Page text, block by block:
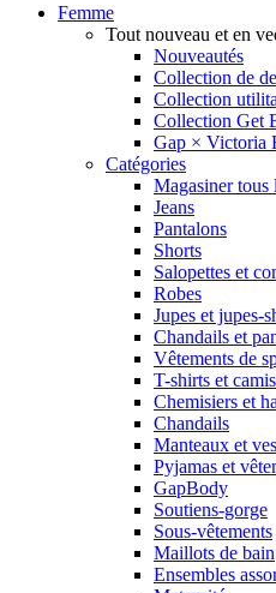
Femme
Tout nouveau et en
Nouveautés
Collection de
Collection
Collection Get
Gap × Victoria
Catégories
Magasiner tous
Jeans
Pantalons
Shorts
Salopettes et
Robes
Jupes et jupes-
Chandails et
Vêtements de
T-shirts et
Chemisiers et
Chandails
Manteaux et
Pyjamas et
GapBody
Soutiens-gorge
Sous-vêtements
Maillots de bain
Ensembles